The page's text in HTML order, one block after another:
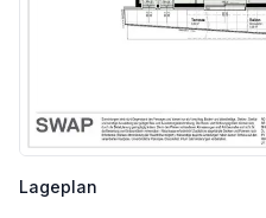
Lageplan